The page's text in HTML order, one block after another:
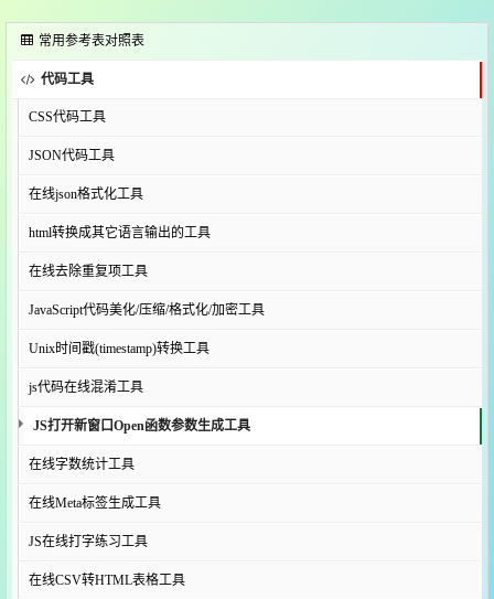
常用参考表对照表
代码工具
CSS代码工具
JSON代码工具
在线json格式化工具
html转换成其它语言输出的工具
在线去除重复项工具
JavaScript代码美化/压缩/格式化/加密工具
Unix时间戳(timestamp)转换工具
js代码在线混淆工具
JS打开新窗口Open函数参数生成工具
在线字数统计工具
在线Meta标签生成工具
JS在线打字练习工具
在线CSV转HTML表格工具